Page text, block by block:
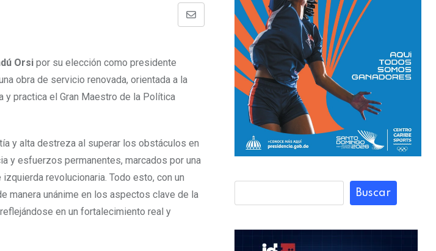
Orsi por su elección como presidente
obra de servicio renovada, orientada a la
y practica el Gran Maestro de la Política
y alta destreza al superar los obstáculos en
y esfuerzos permanentes, marcados por una
revolucionaria. Todo esto, con un
manera unánime en los aspectos clave de la
en un fortalecimiento real y
Buscar